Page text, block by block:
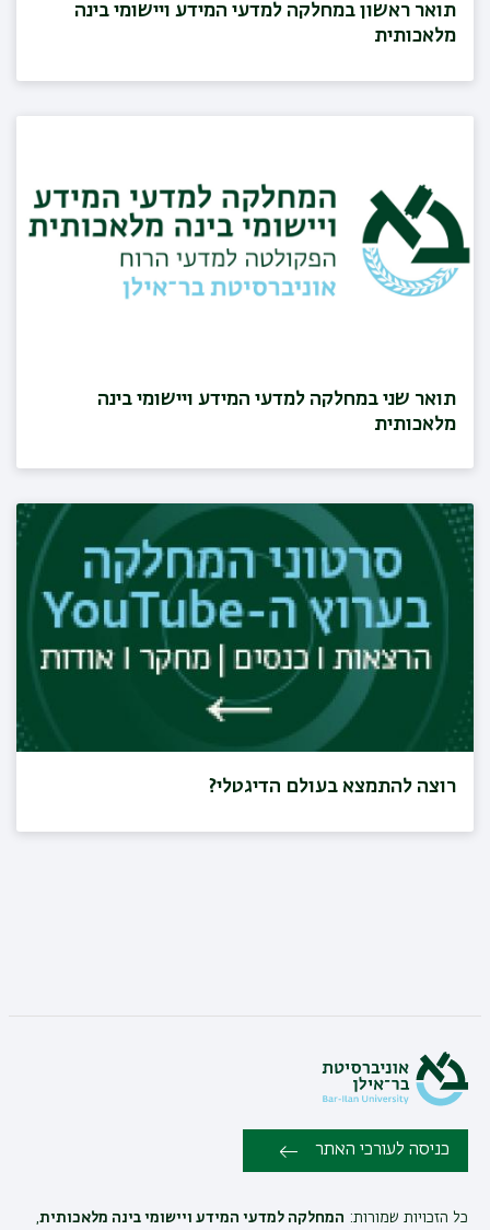
תואר ראשון במחלקה למדעי המידע ויישומי בינה
מלאכותית
תואר שני במחלקה למדעי המידע ויישומי בינה
מלאכותית
רוצה להתמצא בעולם הדיגטלי?
כניסה לעורכי האתר
כל הזכויות שמורות: המחלקה למדעי המידע ויישומי בינה מלאכותית